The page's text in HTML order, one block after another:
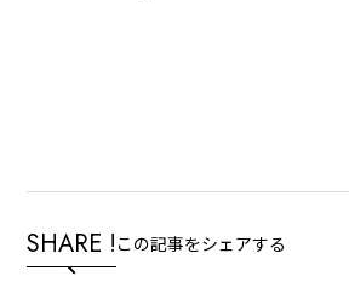
SHARE ! この記事をシェアする